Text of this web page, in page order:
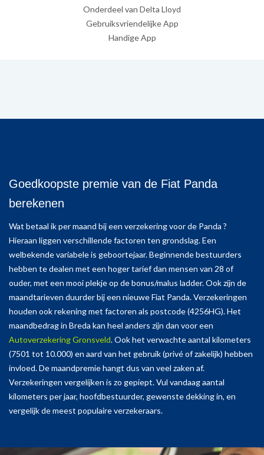
Onderdeel van Delta Lloyd
Gebruiksvriendelijke App
Handige App
Goedkoopste premie van de Fiat Panda
berekenen
Wat betaal ik per maand bij een verzekering voor de Panda ?
Hieraan liggen verschillende factoren ten grondslag. Een
welbekende variabele is geboortejaar. Beginnende bestuurders
hebben te dealen met een hoger tarief dan mensen van 28 of
ouder, met een mooi plekje op de bonus/malus ladder. Ook zijn de
maandtarieven duurder bij een nieuwe Fiat Panda. Verzekeringen
houden ook rekening met factoren als postcode (4256HG). Het
maandbedrag in Breda kan heel anders zijn dan voor een
Autoverzekering Gronsveld. Ook het verwachte aantal kilometers
(7501 tot 10.000) en aard van het gebruik (privé of zakelijk) hebben
invloed. De maandpremie hangt dus van veel zaken af.
Verzekeringen vergelijken is zo gepiept. Vul vandaag aantal
kilometers per jaar, hoofdbestuurder, gewenste dekking in, en
vergelijk de meest populaire verzekeraars.